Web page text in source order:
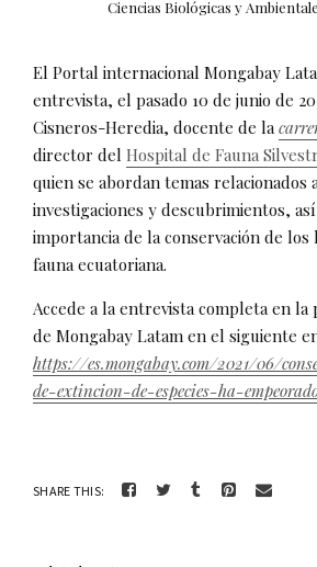
Ciencias Biológicas y
El Portal internacional Mongabay
entrevista, el pasado 10 de junio de
Cisneros-Heredia, docente de la
director del Hospital de Fauna
quien se abordan temas relacionados
investigaciones y descubrimientos,
importancia de la conservación de los
fauna ecuatoriana.
Accede a la entrevista completa en la
de Mongabay Latam en el siguiente
https://es.mongabay.com/2021/06/
de-extincion-de-especies-ha-
SHARE THIS: